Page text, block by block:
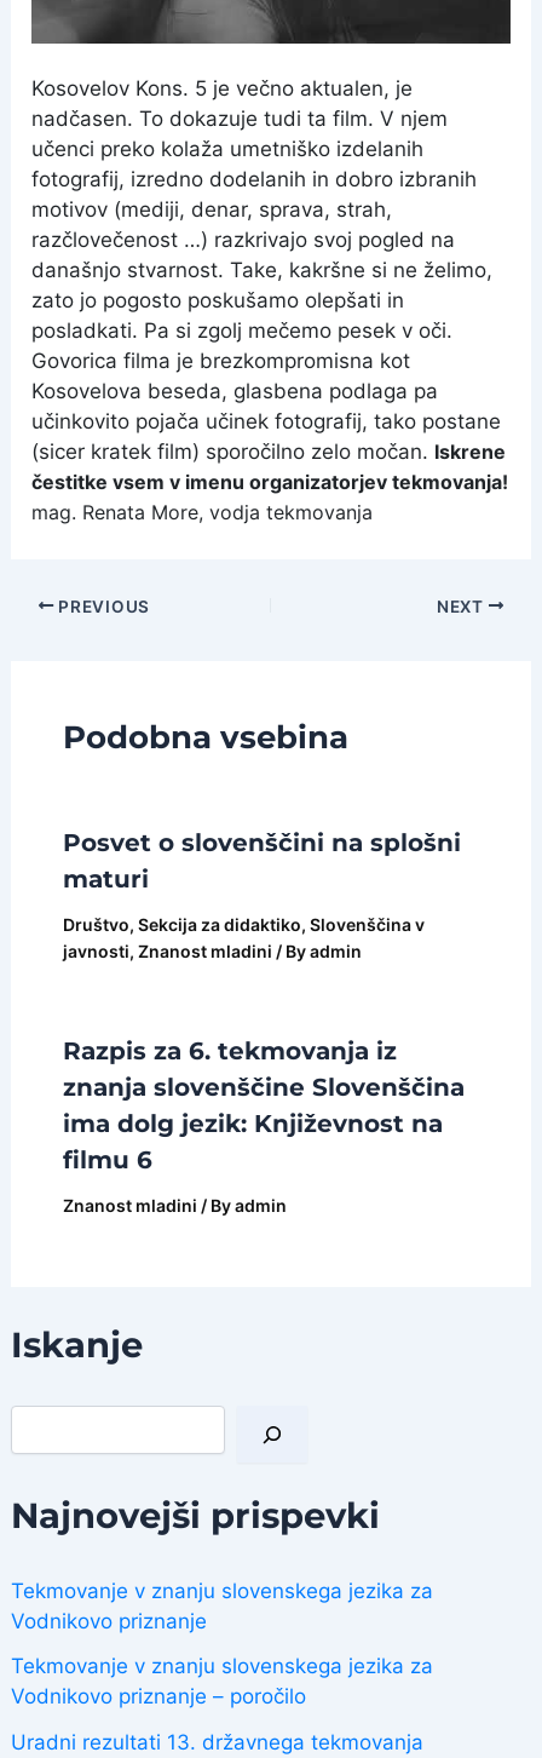
Iskanje
I
Najnovejši prispevki
Tekmovanje v znanju slovenskega jezika za
Vodnikovo priznanje
Tekmovanje v znanju slovenskega jezika za
Vodnikovo priznanje – poročilo
Uradni rezultati 13. državnega tekmovanja
Kosovelov Kons. 5 je večno aktualen, je
nadčasen. To dokazuje tudi ta film. V njem
učenci preko kolaža umetniško izdelanih
fotografij, izredno dodelanih in dobro izbranih
motivov (mediji, denar, sprava, strah,
razčlovečenost …) razkrivajo svoj pogled na
današnjo stvarnost. Take, kakršne si ne želimo,
zato jo pogosto poskušamo olepšati in
posladkati. Pa si zgolj mečemo pesek v oči.
Govorica filma je brezkompromisna kot
Kosovelova beseda, glasbena podlaga pa
učinkovito pojača učinek fotografij, tako postane
(sicer kratek film) sporočilno zelo močan. Iskrene
čestitke vsem v imenu organizatorjev tekmovanja!
mag. Renata More, vodja tekmovanja
PostPREVIOUS NEXT
Podobna vsebina
Posvet o slovenščini na splošni
maturi
Društvo, Sekcija za didaktiko, Slovenščina v
javnosti, Znanost mladini / Byadmin
Razpis za 6. tekmovanja iz
znanja slovenščine Slovenščina
ima dolg jezik: Književnost na
filmu 6
Znanost mladini / Byadmin